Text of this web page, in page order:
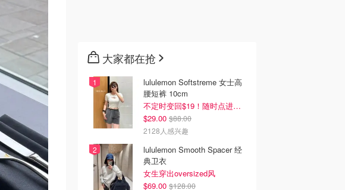
大家都在抢
lululemon Softstreme 女士高
腰短裤 10cm
不定时变回$19！随时点进来看
$29.00 $88.00
2128人感兴趣
lululemon Smooth Spacer 经
典卫衣
女生穿出oversized风
$69.00 $128.00